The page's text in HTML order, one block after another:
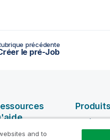
précédente
le pré-Job
Qlik Help
Produits
QUALITÉ
and to